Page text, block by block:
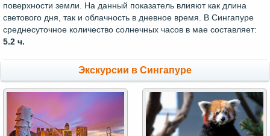
поверхности земли. На данный показатель влияют как длина
светового дня, так и облачность в дневное время. В Сингапуре
среднесуточное количество солнечных часов в мае составляет:
5.2 ч.
Экскурсии в Сингапуре